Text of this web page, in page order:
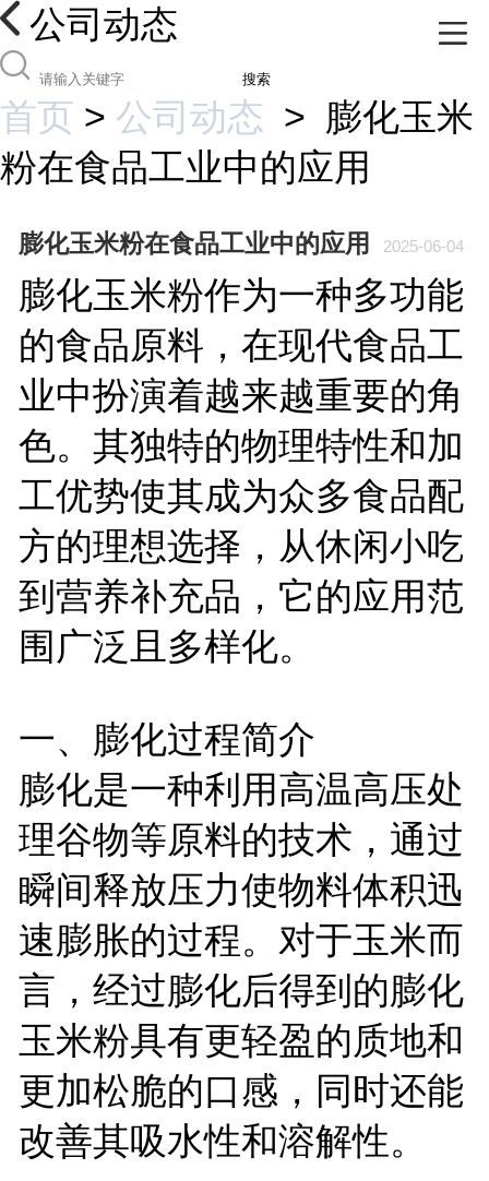
公司动态
搜索
首页 > 公司动态 > 膨化玉米
粉在食品工业中的应用
膨化玉米粉在食品工业中的应用 2025-06-04
膨化玉米粉作为一种多功能
的食品原料，在现代食品工
业中扮演着越来越重要的角
色。其独特的物理特性和加
工优势使其成为众多食品配
方的理想选择，从休闲小吃
到营养补充品，它的应用范
围广泛且多样化。
一、膨化过程简介
膨化是一种利用高温高压处
理谷物等原料的技术，通过
瞬间释放压力使物料体积迅
速膨胀的过程。对于玉米而
言，经过膨化后得到的膨化
玉米粉具有更轻盈的质地和
更加松脆的口感，同时还能
改善其吸水性和溶解性。